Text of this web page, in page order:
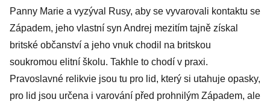
Panny Marie a vyzýval Rusy, aby se vyvarovali kontaktu se
Západem, jeho vlastní syn Andrej mezitím tajně získal
britské občanství a jeho vnuk chodil na britskou
soukromou elitní školu. Takhle to chodí v praxi.
Pravoslavné relikvie jsou tu pro lid, který si utahuje opasky,
pro lid jsou určena i varování před prohnilým Západem, ale